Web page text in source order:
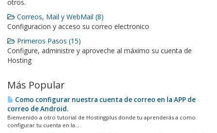
otros.
Correos, Mail y WebMail (8)
Configuracion y acceso su correo electronico
Primeros Pasos (15)
Configure, administre y aproveche al máximo su cuenta de
Hosting
Más Popular
Como configurar nuestra cuenta de correo en la APP de
correo de Android.
Bienvenido a otro tutorial de Hostingplus donde tu aprenderás a como
configurar tu cuenta en la...